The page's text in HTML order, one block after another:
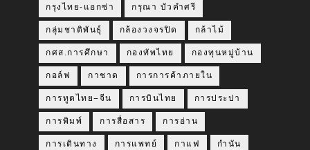
กรุงไทย-แอกซ่า กรุณา บัวคำศรี
กลุ่มชาติพันธุ์ กล้องวงจรปิด กล้าไม้
กศส.การศึกษา กองทัพไทย กองทุนหมู่บ้าน
กอล์ฟ กาชาด การการค้าภายใน
การทูตไทย–จีน การบินไทย การประปา
การพิมพ์ การสื่อสาร การอ่าน
การเดินทาง การแพทย์ กาแฟ กำนัน